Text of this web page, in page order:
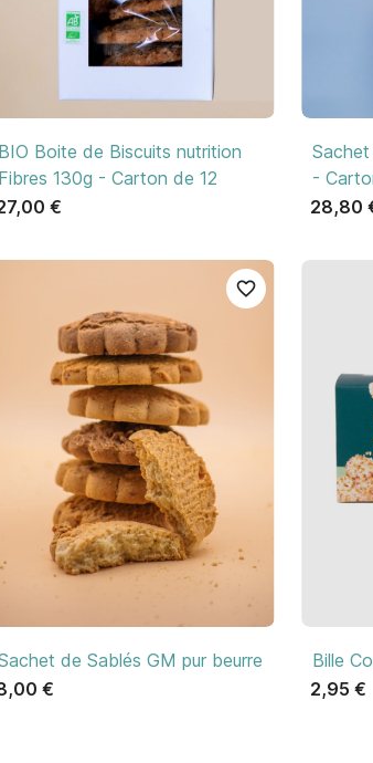
Aperçu rapide
BIO Boite de Biscuits nutrition
Fibres 130g - Carton de 12
€
-
28,80
 Aperçu rapide
favorite_border
de Sablés GM pur beurre
€
Bille
2,95 €